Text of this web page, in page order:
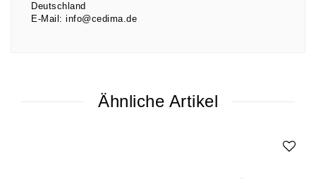
Deutschland
E-Mail: info@cedima.de
Ähnliche Artikel